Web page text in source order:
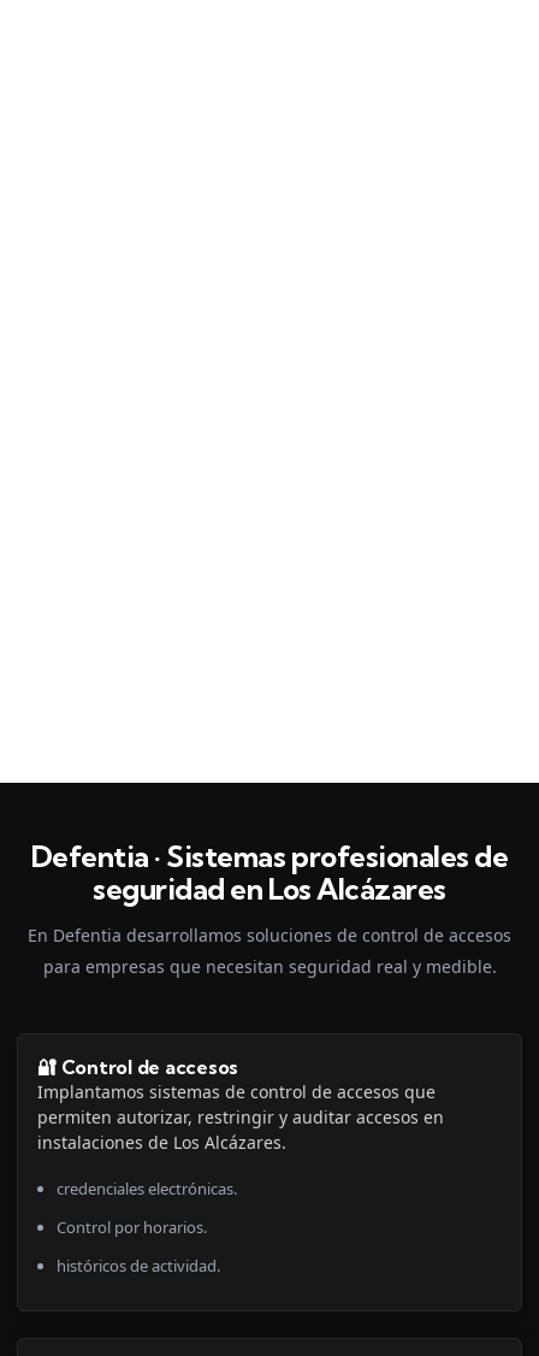
Defentia · Sistemas profesionales de
seguridad en Los Alcázares
En Defentia desarrollamos soluciones de control de accesos
para empresas que necesitan seguridad real y medible.
🔐 Control de accesos
Implantamos sistemas de control de accesos que
permiten autorizar, restringir y auditar accesos en
instalaciones de Los Alcázares.
credenciales electrónicas.
Control por horarios.
históricos de actividad.